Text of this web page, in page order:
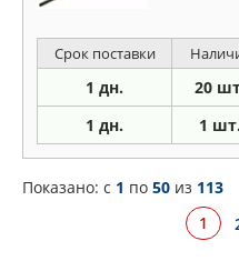
Срок поставки
1 дн. 20
1 дн. 1 шт.
Показано: c 1 по 50 из 113
1